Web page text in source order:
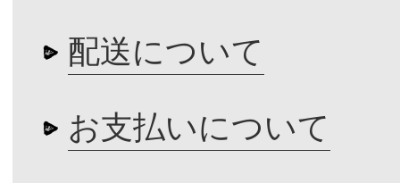
配送について
お支払いについて